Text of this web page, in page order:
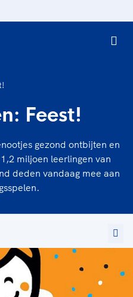
Feest!
gezond ontbijten en
miljoen leerlingen van
deden vandaag mee aan